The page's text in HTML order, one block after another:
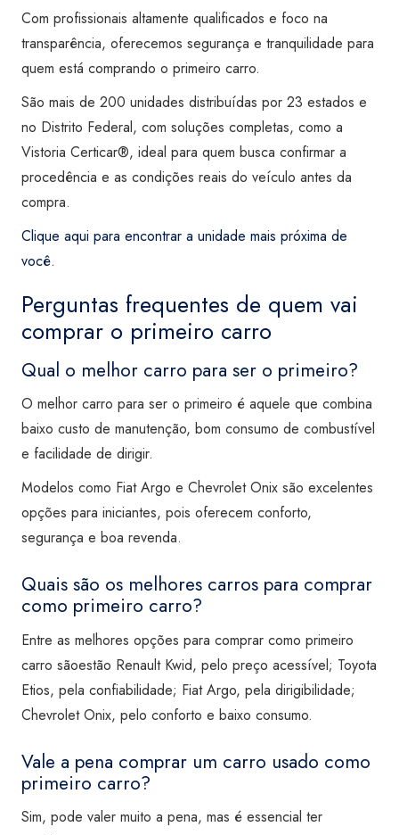
Com profissionais altamente qualificados e foco na
transparência, oferecemos segurança e tranquilidade para
quem está comprando o primeiro carro.
São mais de 200 unidades distribuídas por 23 estados e
no Distrito Federal, com soluções completas, como a
Vistoria Certicar®, ideal para quem busca confirmar a
procedência e as condições reais do veículo antes da
compra.
Clique aqui para encontrar a unidade mais próxima de
você.
Perguntas frequentes de quem vai
comprar o primeiro carro
Qual o melhor carro para ser o primeiro?
O melhor carro para ser o primeiro é aquele que combina
baixo custo de manutenção, bom consumo de combustível
e facilidade de dirigir.
Modelos como Fiat Argo e Chevrolet Onix são excelentes
opções para iniciantes, pois oferecem conforto,
segurança e boa revenda.
Quais são os melhores carros para comprar
como primeiro carro?
Entre as melhores opções para comprar como primeiro
carro sãoestão Renault Kwid, pelo preço acessível; Toyota
Etios, pela confiabilidade; Fiat Argo, pela dirigibilidade;
Chevrolet Onix, pelo conforto e baixo consumo.
Vale a pena comprar um carro usado como
primeiro carro?
Sim, pode valer muito a pena, mas é essencial ter